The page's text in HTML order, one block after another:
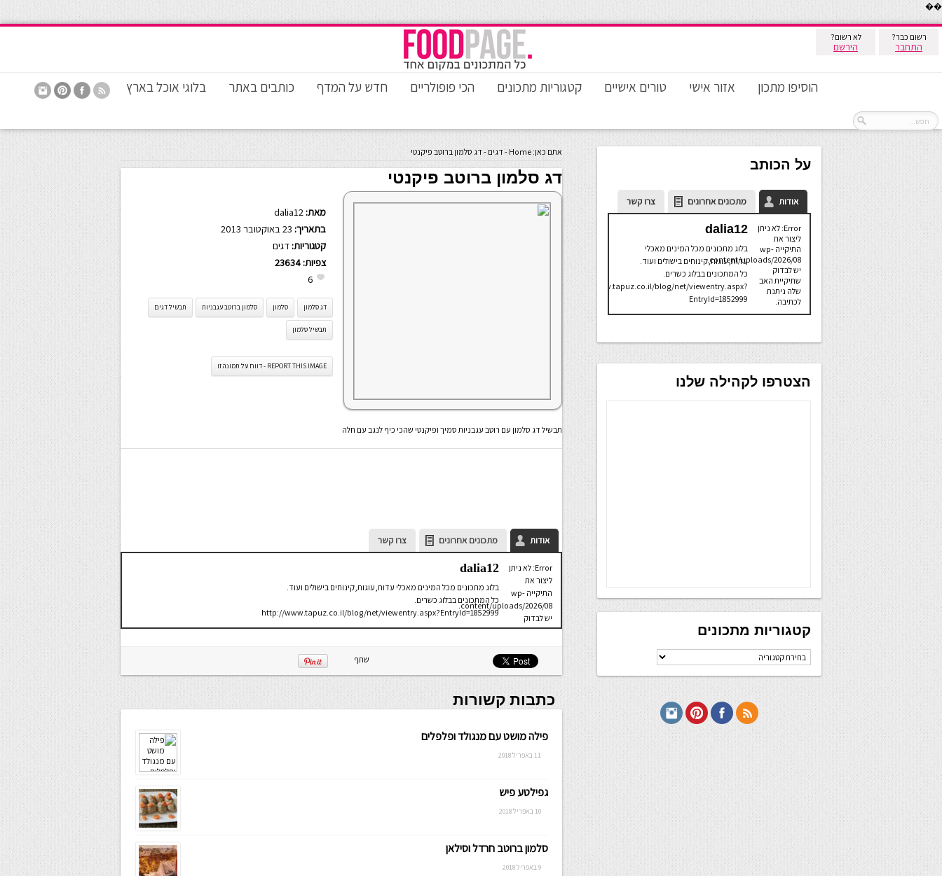
��
רשום כבר?
התחבר
לא רשום?
הירשם
הוסיפו מתכון אזור אישי טורים אישיים קטגוריות מתכונים הכי פופולריים חדש על המדף כותבים באתר בלוגי אוכל בארץ
אתם כאן: Home
-דגים -דג סלמון ברוטב פיקנטי
דג סלמון ברוטב פיקנטי
מאת: dalia12
בתאריך:
קטגוריות: דגים
צפיות: 23634
6
דג סלמון סלמון סלמון ברוטב עגבניות תבשיל דגים
תבשיל סלמון
REPORT THIS IMAGE - דווח על תמונה זו
תבשיל דג סלמון עם רוטב עגבניות סמיך ופיקנטי שהכי כיף לנגב עם חלה
אודות מתכונים אחרונים צרו קשר
Error: לא ניתן
ליצור את
התיקייה wp-
content/uploads/2026/08.
יש לבדוק
שתיקיית האב
לכתיבה.
dalia12
בלוג מתכונים מכל המינים מאכלי עדות,עוגות,קינוחים בישולים ועוד.
כל המתכונים בבלוג כשרים.
http://www.tapuz.co.il/blog/net/viewentry.aspx?EntryId=1852999
שתף
כתבות קשורות
פילה מושט עם מנגולד ופלפלים
11 באפריל 2018
גפילטע פיש
10 באפריל 2018
סלמון ברוטב חרדל וסילאן
9 באפריל 2018
על הכותב
אודות מתכונים אחרונים צרו קשר
Error: לא ניתן
ליצור את
התיקייה wp-
content/uploads/2026/08.
יש לבדוק
שתיקיית האב
שלה ניתנת
לכתיבה.
dalia12
בלוג מתכונים מכל המינים מאכלי
עדות,עוגות,קינוחים בישולים ועוד.
כל המתכונים בבלוג כשרים.
http://www.tapuz.co.il/blog/net/viewentry.aspx?
EntryId=1852999
הצטרפו לקהילה שלנו
קטגוריות מתכונים
קטגוריות
מתכונים